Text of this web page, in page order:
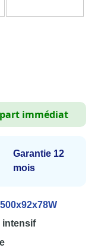
immédiat
Garantie 12
mois
intensif